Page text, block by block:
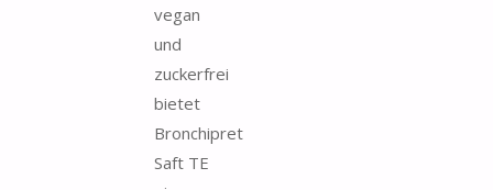
vegan
und
zuckerfrei
bietet
Bronchipret
Saft TE